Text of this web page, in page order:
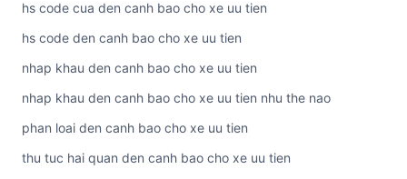
hs code cua den canh bao cho xe uu tien
hs code den canh bao cho xe uu tien
nhap khau den canh bao cho xe uu tien
nhap khau den canh bao cho xe uu tien nhu the nao
phan loai den canh bao cho xe uu tien
thu tuc hai quan den canh bao cho xe uu tien